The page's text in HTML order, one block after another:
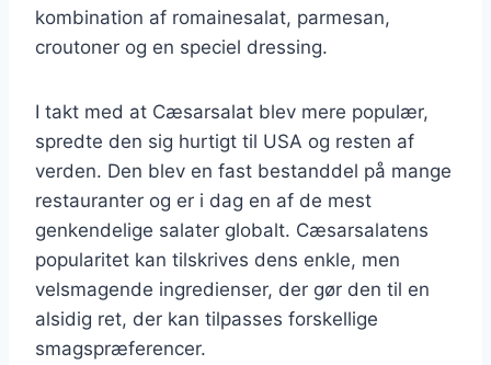
kombination af romainesalat, parmesan,
croutoner og en speciel dressing.
I takt med at Cæsarsalat blev mere populær,
spredte den sig hurtigt til USA og resten af
verden. Den blev en fast bestanddel på mange
restauranter og er i dag en af de mest
genkendelige salater globalt. Cæsarsalatens
popularitet kan tilskrives dens enkle, men
velsmagende ingredienser, der gør den til en
alsidig ret, der kan tilpasses forskellige
smagspræferencer.